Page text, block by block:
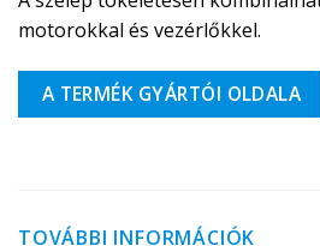
motorokkal és vezérlőkkel.
A TERMÉK GYÁRTÓI OLDALA
TOVÁBBI INFORMÁCIÓK